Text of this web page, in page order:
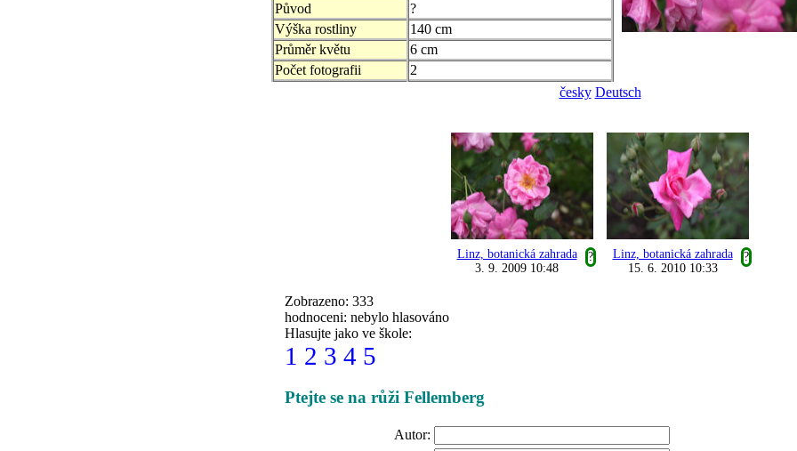
Původ
?
Výška rostliny
140 cm
Průměr květu
6 cm
Počet fotografii
2
česky Deutsch
Linz, botanická zahrada
?
3. 9. 2009 10:48
Linz, botanická zahrada
?
15. 6. 2010 10:33
Zobrazeno: 333
hodnoceni: nebylo hlasováno
Hlasujte jako ve škole:
1 2 3 4 5
Ptejte se na růži Fellemberg
Autor: